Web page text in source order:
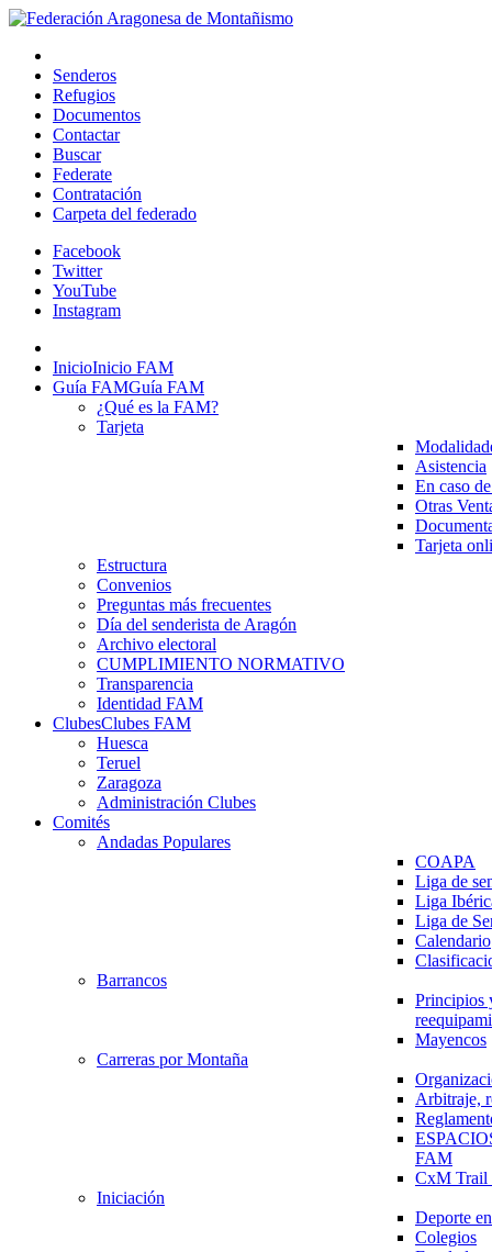
Senderos
Refugios
Documentos
Contactar
Buscar
Federate
Contratación
Carpeta del federado
Facebook
Twitter
YouTube
Instagram
InicioInicio FAM
Guía FAMGuía FAM
¿Qué es la FAM?
Tarjeta
Asistencia
En caso
Otras
Tarjeta
Estructura
Convenios
Preguntas más frecuentes
Día del senderista de Aragón
Archivo electoral
CUMPLIMIENTO NORMATIVO
Transparencia
Identidad FAM
ClubesClubes FAM
Huesca
Teruel
Zaragoza
Administración Clubes
Comités
Andadas Populares
COAPA
Liga de
Liga
Liga de
Calendario
Barrancos
Principios
Mayencos
Carreras por Montaña
Arbitraje,
FAM
CxM
Iniciación
Deporte
Colegios